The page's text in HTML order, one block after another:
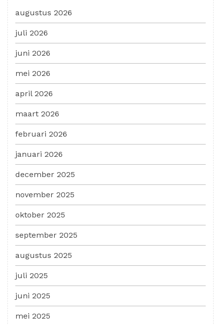
augustus 2026
juli 2026
juni 2026
mei 2026
april 2026
maart 2026
februari 2026
januari 2026
december 2025
november 2025
oktober 2025
september 2025
augustus 2025
juli 2025
juni 2025
mei 2025